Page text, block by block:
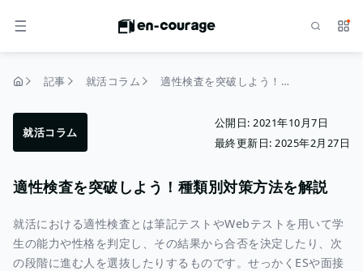
メニュー サ
記事 就活コラム 適性検査を突破しよう！種類別対策方法を解説
就活コラム
公開日: 2021年10月7日
最終更新日: 2025年2月27日
適性検査を突破しよう！種類別対策方法を解説
就活における適性検査とは筆記テストやWebテストを用いて学
生の能力や性格を判定し、その結果から合否を決定したり、次
の段階に進む人を選抜したりするものです。せっかくESや面接